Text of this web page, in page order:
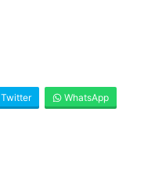
Twitter WhatsApp